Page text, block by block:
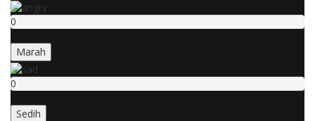
0
Marah
0
Sedih